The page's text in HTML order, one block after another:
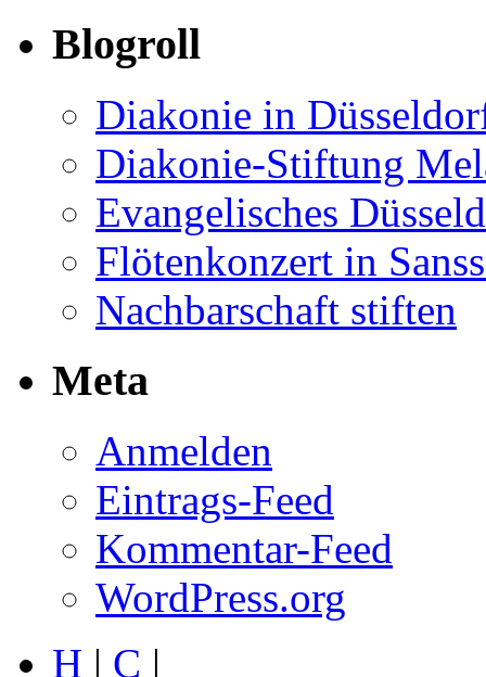
Blogroll
Diakonie in
Diakonie-Stiftung
Evangelisches
Flötenkonzert in
Nachbarschaft stiften
Meta
Anmelden
Eintrags-Feed
Kommentar-Feed
WordPress.org
H | C |